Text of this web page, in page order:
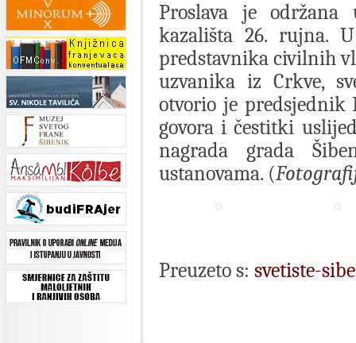
Proslava je održana
kazališta 26. rujna.
predstavnika civilnih
uzvanika iz Crkve,
otvorio je predsjednik
govora i čestitki
nagrada grada
ustanovama. (
Preuzeto s: svetiste-